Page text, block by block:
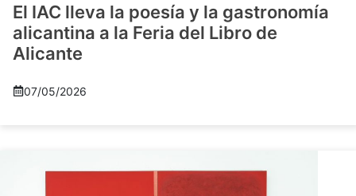
El IAC lleva la poesía y la gastronomía
alicantina a la Feria del Libro de
Alicante
07/05/2026